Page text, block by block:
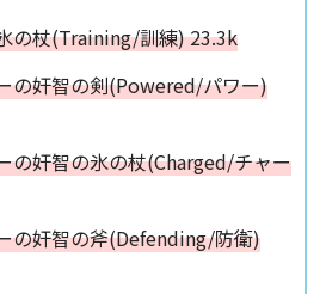
の杖(Training/訓練) 23.3k
の奸智の剣(Powered/パワー)
の奸智の氷の杖(Charged/チャー
の奸智の斧(Defending/防衛)